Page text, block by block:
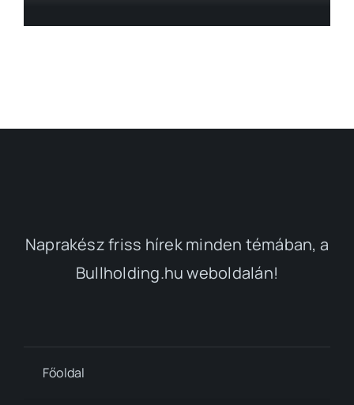
Naprakész friss hírek minden témában, a
Bullholding.hu weboldalán!
Főoldal